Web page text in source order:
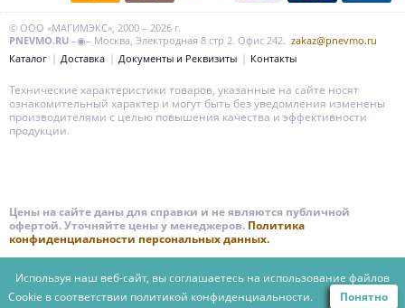
© ООО «МАГИМЭКС», 2000 – 2026 г.
PNEVMO.RU –◉– Москва, Электродная 8 стр 2. Офис 242. zakaz@pnevmo.ru
Каталог
Доставка Документы и Реквизиты Контакты
Технические характеристики товаров, указанные на сайте носят
ознакомительный характер и могут быть без уведомления изменены
производителями с целью повышения качества и эффективности
продукции.
Цены на сайте даны для справки и не являются публичной
офертой. Уточняйте цены у менеджеров. Политика
конфиденциальности персональных данных.
Используя наш веб-сайт, вы соглашаетесь на использование файлов
Cookie в соответствии политикой конфиденциальности. Понятно